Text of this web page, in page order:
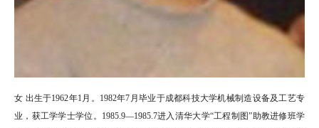
女 出生于1962年1月。1982年7月毕业于成都科技大学机械制造设备及工艺专
业，获工学学士学位。1985.9—1985.7进入清华大学“工程制图”助教进修班学